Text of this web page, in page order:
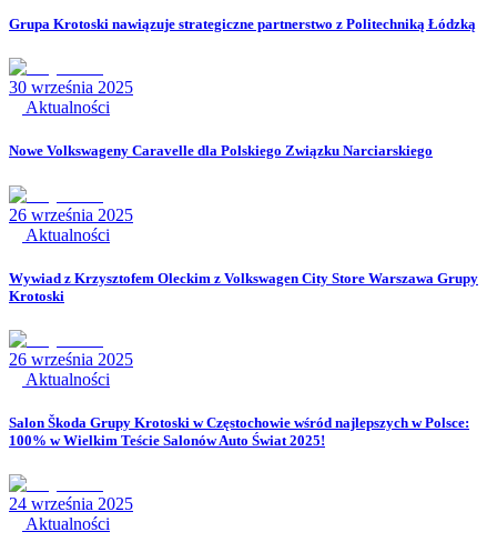
Grupa Krotoski nawiązuje strategiczne partnerstwo z Politechniką Łódzką
30 września 2025
Aktualności
Nowe Volkswageny Caravelle dla Polskiego Związku Narciarskiego
26 września 2025
Aktualności
Wywiad z Krzysztofem Oleckim z Volkswagen City Store Warszawa Grupy
Krotoski
26 września 2025
Aktualności
Salon Škoda Grupy Krotoski w Częstochowie wśród najlepszych w Polsce:
100% w Wielkim Teście Salonów Auto Świat 2025!
24 września 2025
Aktualności